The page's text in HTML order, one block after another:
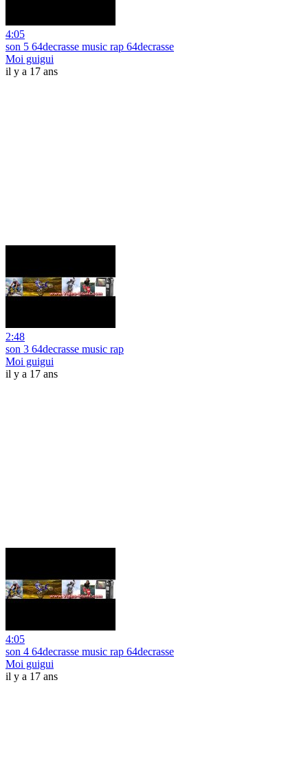
4:05
son 5 64decrasse music rap 64decrasse
Moi guigui
il y a 17 ans
2:48
son 3 64decrasse music rap
Moi guigui
il y a 17 ans
4:05
son 4 64decrasse music rap 64decrasse
Moi guigui
il y a 17 ans